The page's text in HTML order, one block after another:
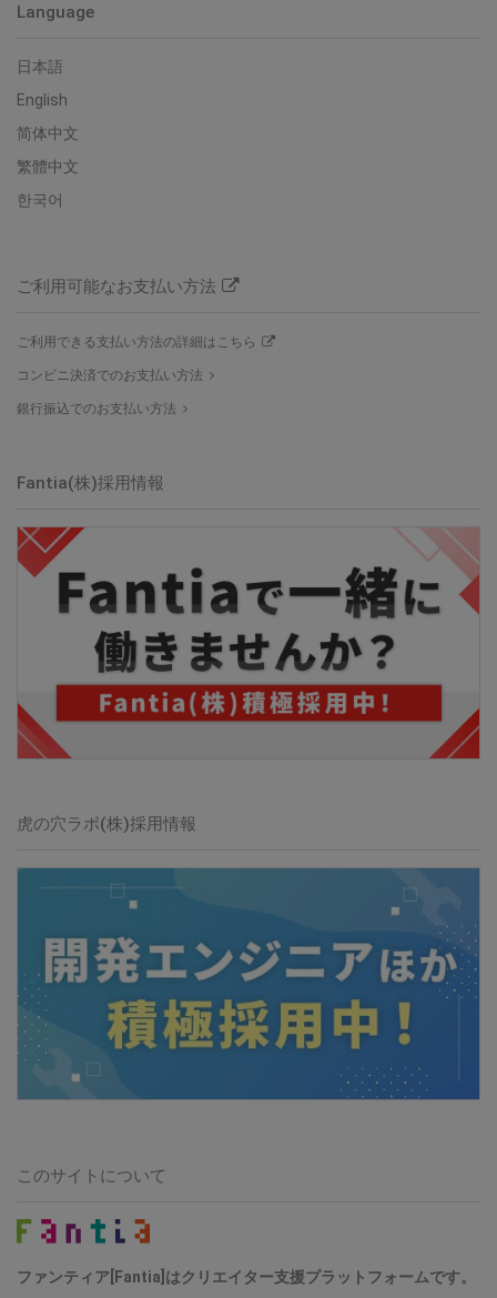
Language
日本語
English
简体中文
繁體中文
한국어
ご利用可能なお支払い方法
ご利用できる支払い方法の詳細はこちら
コンビニ決済でのお支払い方法
銀行振込でのお支払い方法
Fantia(株)採用情報
虎の穴ラボ(株)採用情報
このサイトについて
ファンティア[Fantia]はクリエイター支援プラットフォームです。